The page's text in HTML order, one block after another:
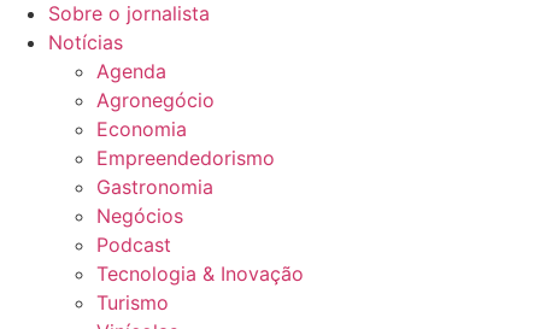
Sobre o jornalista
Notícias
Agenda
Agronegócio
Economia
Empreendedorismo
Gastronomia
Negócios
Podcast
Tecnologia & Inovação
Turismo